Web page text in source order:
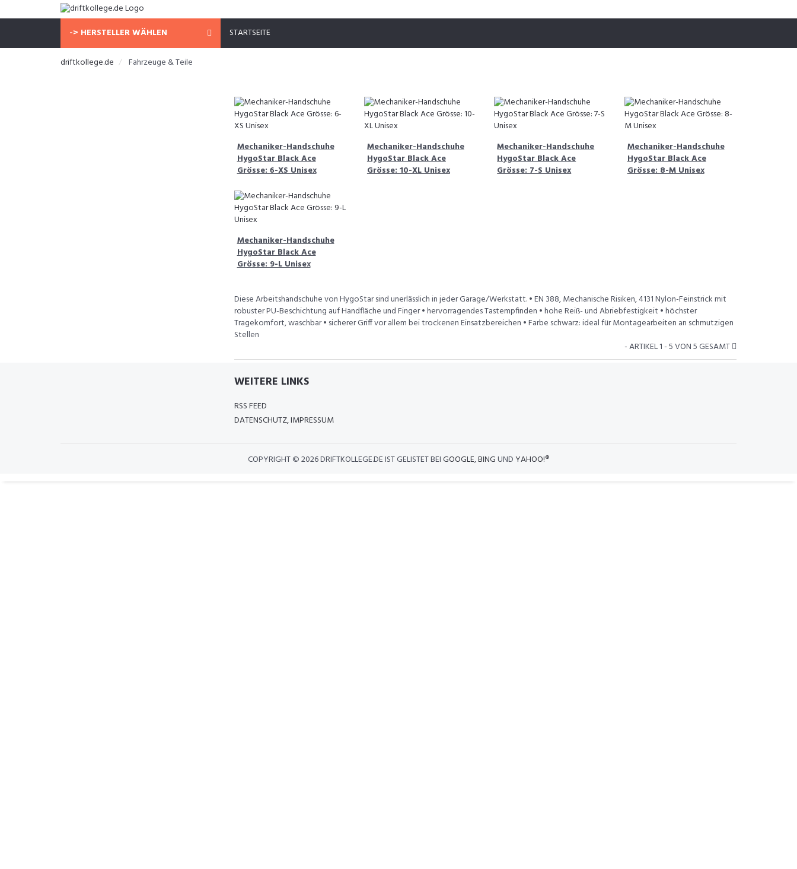
-> HERSTELLER WÄHLEN STARTSEITE
driftkollege.de Fahrzeuge & Teile
Mechaniker-Handschuhe
HygoStar Black Ace
Grösse: 6-XS Unisex
Mechaniker-Handschuhe
HygoStar Black Ace
Grösse: 10-XL Unisex
Mechaniker-Handschuhe
HygoStar Black Ace
Grösse: 7-S Unisex
Mechaniker-Handschuhe
HygoStar Black Ace
Grösse: 8-M Unisex
Mechaniker-Handschuhe
HygoStar Black Ace
Grösse: 9-L Unisex
Diese Arbeitshandschuhe von HygoStar sind unerlässlich in jeder Garage/Werkstatt. • EN 388, Mechanische Risiken, 4131 Nylon-Feinstrick mit
robuster PU-Beschichtung auf Handfläche und Finger • hervorragendes Tastempfinden • hohe Reiß- und Abriebfestigkeit • höchster
Tragekomfort, waschbar • sicherer Griff vor allem bei trockenen Einsatzbereichen • Farbe schwarz: ideal für Montagearbeiten an schmutzigen
Stellen
- ARTIKEL 1 - 5 VON 5 GESAMT
WEITERE LINKS
RSS FEED
DATENSCHUTZ, IMPRESSUM
COPYRIGHT ©2026 DRIFTKOLLEGE.DE IST GELISTET BEIGOOGLE,BINGUND YAHOO!®